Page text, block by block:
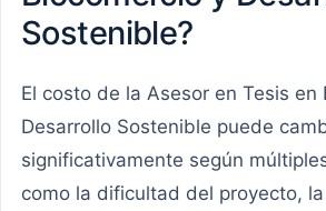
Sostenible?
El costo de la Asesor en Tesis en
Desarrollo Sostenible puede
significativamente según
como la dificultad del proyecto,